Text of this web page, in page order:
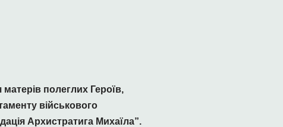
полеглих Героїв,
військового
Архистратига Михаїла”.